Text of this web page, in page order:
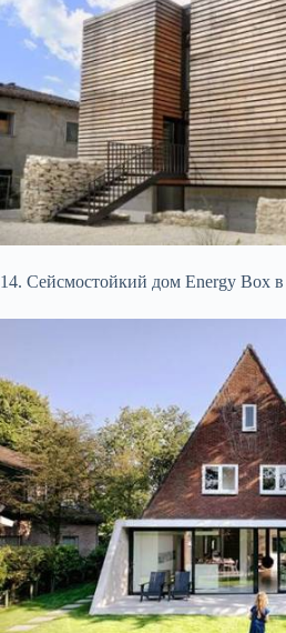
14. Сейсмостойкий дом Energy Box